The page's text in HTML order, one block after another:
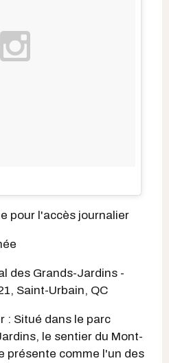
pour l'accès journalier
des Grands-Jardins -
Saint-Urbain, QC
: Situé dans le parc
le sentier du Mont-
présente comme l'un des